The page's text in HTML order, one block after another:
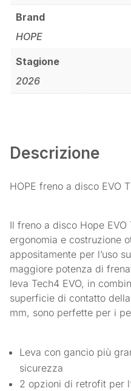
Brand
HOPE
Stagione
2026
Descrizione
HOPE freno a disco EVO
Il freno a disco Hope
ergonomia e costruzione
appositamente per l’uso
maggiore potenza di
leva Tech4 EVO, in
superficie di contatto
mm, sono perfette per i
Leva con gancio più
sicurezza
2 opzioni di retrofit per